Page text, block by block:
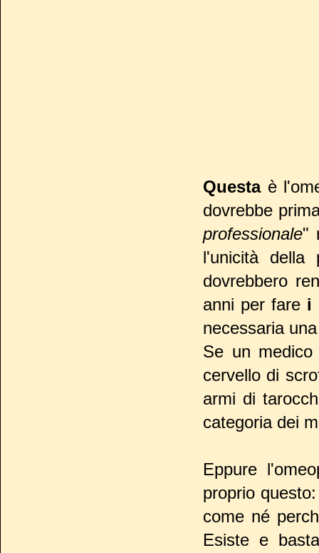
Questaè
dovrebbe
professionale"
l'unicità della
dovrebbero
anni per fare i
necessaria
Se un
cervello di
armi di
categoria dei
Eppure
proprio
come né
Esiste e